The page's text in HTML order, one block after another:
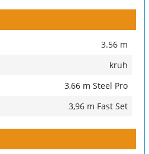
3.56 m
kruh
3,66 m Steel Pro
3,96 m Fast Set